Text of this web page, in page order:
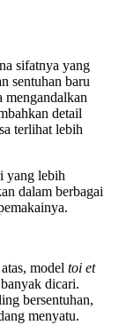
sifatnya yang
sentuhan baru
mengandalkan
detail
terlihat lebih
yang lebih
dalam berbagai
model toi et
dicari.
bersentuhan,
menyatu.